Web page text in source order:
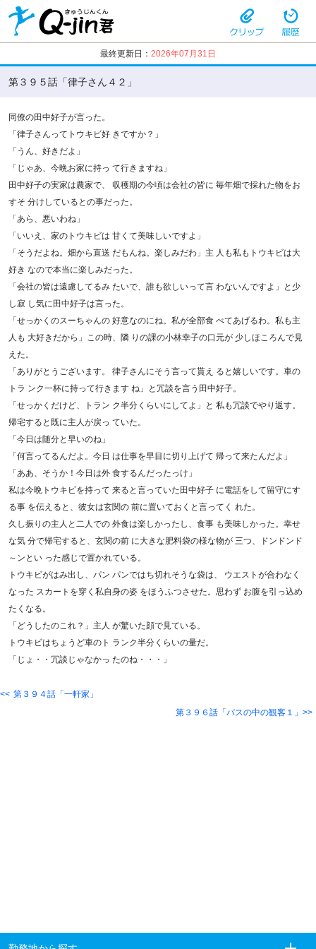
最終更新日： 2026年07月31日
第３９５話「律子さん４２」
同僚の田中好子が言った。
「律子さんってトウキビ好 きですか？」
「うん、好きだよ」
「じゃあ、今晩お家に持っ て行きますね」
田中好子の実家は農家で、 収穫期の今頃は会社の皆に 毎年畑で採れた物をお
すそ 分けしているとの事だった。
「あら、悪いわね」
「いいえ、家のトウキビは 甘くて美味しいですよ」
「そうだよね。畑から直送 だもんね。楽しみだわ」主 人も私もトウキビは大
好き なので本当に楽しみだった。
「会社の皆は遠慮してるみ たいで、誰も欲しいって言 わないんですよ」と少
し寂 し気に田中好子は言った。
「せっかくのスーちゃんの 好意なのにね。私が全部食 べてあげるわ。私も主
人も 大好きだから」この時、隣 りの課の小林幸子の口元が 少しほころんで見
えた。
「ありがとうございます。 律子さんにそう言って貰え ると嬉しいです。車の
トラ ンク一杯に持って行きます ね」と冗談を言う田中好子。
「せっかくだけど、トラン ク半分くらいにしてよ」と 私も冗談でやり返す。
帰宅すると既に主人が戻っ ていた。
「今日は随分と早いのね」
「何言ってるんだよ。今日 は仕事を早目に切り上げて 帰って来たんだよ」
「ああ、そうか！今日は外 食するんだったっけ」
私は今晩トウキビを持って 来ると言っていた田中好子 に電話をして留守にす
る事 を伝えると、彼女は玄関の 前に置いておくと言ってく れた。
久し振りの主人と二人での 外食は楽しかったし、食事 も美味しかった。幸せ
な気 分で帰宅すると、玄関の前 に大きな肥料袋の様な物が 三つ、ドンドンド
～ンとい った感じで置かれている。
トウキビがはみ出し、パン パンではち切れそうな袋は、 ウエストが合わなく
なった スカートを穿く私自身の姿 をほうふつさせた。思わず お腹を引っ込め
たくなる。
「どうしたのこれ？」主人 が驚いた顔で見ている。
トウキビはちょうど車のト ランク半分くらいの量だ。
「じょ・・冗談じゃなかっ たのね・・・」
第３９４話「一軒家」
第３９６話「バスの中の観客１」